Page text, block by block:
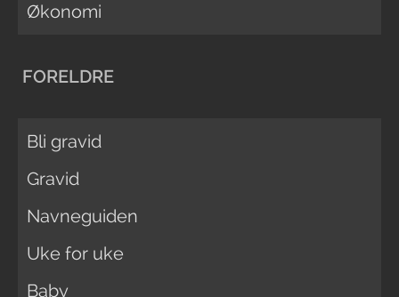
Økonomi
FORELDRE
Bli gravid
Gravid
Navneguiden
Uke for uke
Baby